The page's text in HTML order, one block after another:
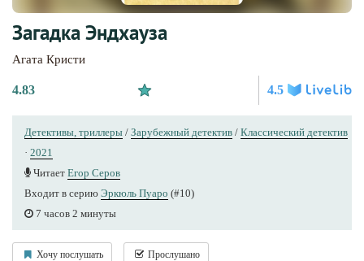
Загадка Эндхауза
Агата Кристи
4.83 4.5
Детективы, триллеры / Зарубежный детектив / Классический детектив
· 2021
Читает Егор Серов
Входит в серию Эркюль Пуаро (#10)
7 часов 2 минуты
Хочу послушать Прослушано